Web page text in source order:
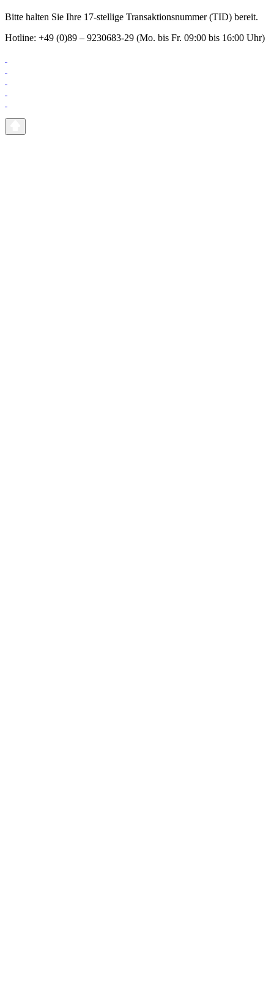
Bitte halten Sie Ihre 17-stellige Transaktionsnummer (TID) bereit.
Hotline: +49 (0)89 – 9230683-29 (Mo. bis Fr. 09:00 bis 16:00 Uhr)